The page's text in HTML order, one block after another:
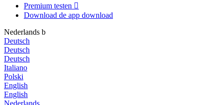
Premium testen 
Download de app download
Nederlands b
Deutsch
Deutsch
Deutsch
Italiano
Polski
English
English
Nederlands